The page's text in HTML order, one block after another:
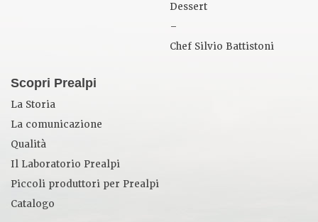
Dessert
–
Chef Silvio Battistoni
Scopri Prealpi
La Storia
La comunicazione
Qualità
Il Laboratorio Prealpi
Piccoli produttori per Prealpi
Catalogo